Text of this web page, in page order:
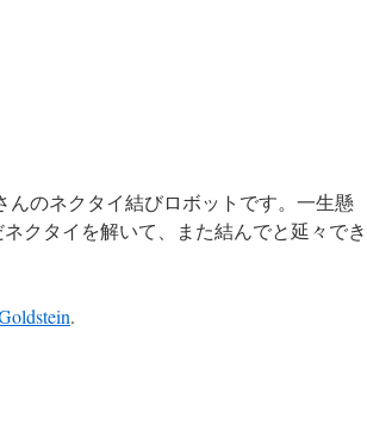
んのネクタイ結びロボットです。一生懸
クタイを解いて、また結んでと延々でき
.